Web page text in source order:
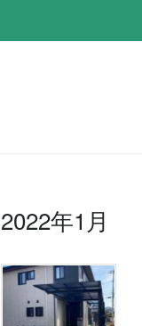
2022年1月